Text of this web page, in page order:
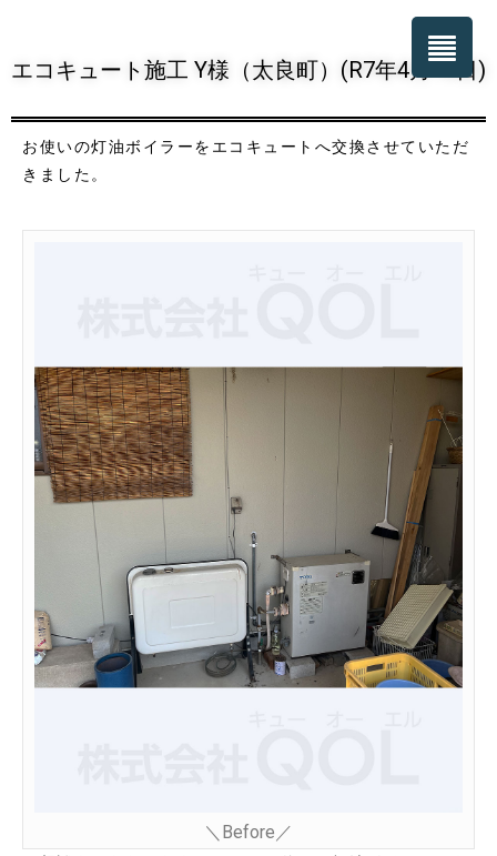
エコキュート施工 Y様（太良町）(R7年4月16日)
お使いの灯油ボイラーをエコキュートへ交換させていただ
きました。
＼Before／